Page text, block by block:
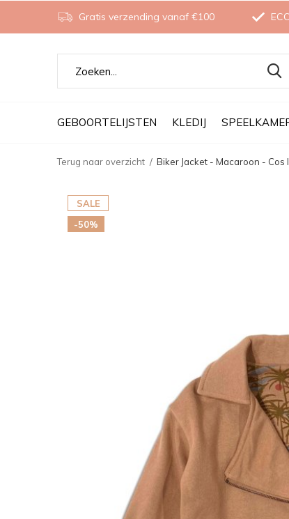
GEBOORTELIJSTEN KLEDIJ
Gratis verzending vanaf €100
Terug naar overzicht Biker Jacket - Macaroon - Cos
SALE
-50%